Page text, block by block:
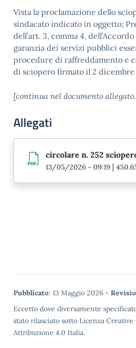
Vista la proclamazione dello
sindacato indicato in oggetto;
dell’art. 3, comma 4,
garanzia dei servizi pubblici
procedure di raffreddamento e
di sciopero firmato il 2 dicembre
[continua nel documento
Allegati
circolare n. 252
13/05/2026 - 09:19 |
Metadata
Pubblicato: 13 Maggio 2026 -
Eccetto dove diversamente
stato rilasciato sotto Licenza Creative
Attribuzione 4.0 Italia.